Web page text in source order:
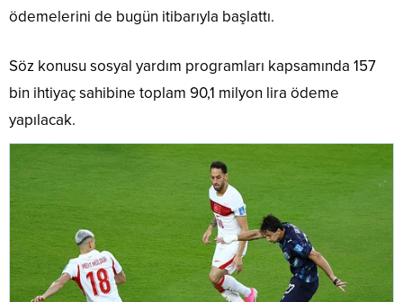
ödemelerini de bugün itibarıyla başlattı.
Söz konusu sosyal yardım programları kapsamında 157
bin ihtiyaç sahibine toplam 90,1 milyon lira ödeme
yapılacak.